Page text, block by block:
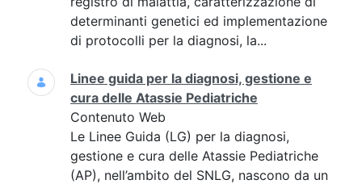
determinanti genetici ed implementazione
di protocolli per la diagnosi, la...
Linee guida per la diagnosi, gestione e
cura delle Atassie Pediatriche
Contenuto Web
Le Linee Guida (LG) per la diagnosi,
gestione e cura delle Atassie Pediatriche
(AP), nell’ambito del SNLG, nascono da un